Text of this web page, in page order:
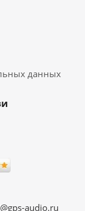
данных
audio.ru